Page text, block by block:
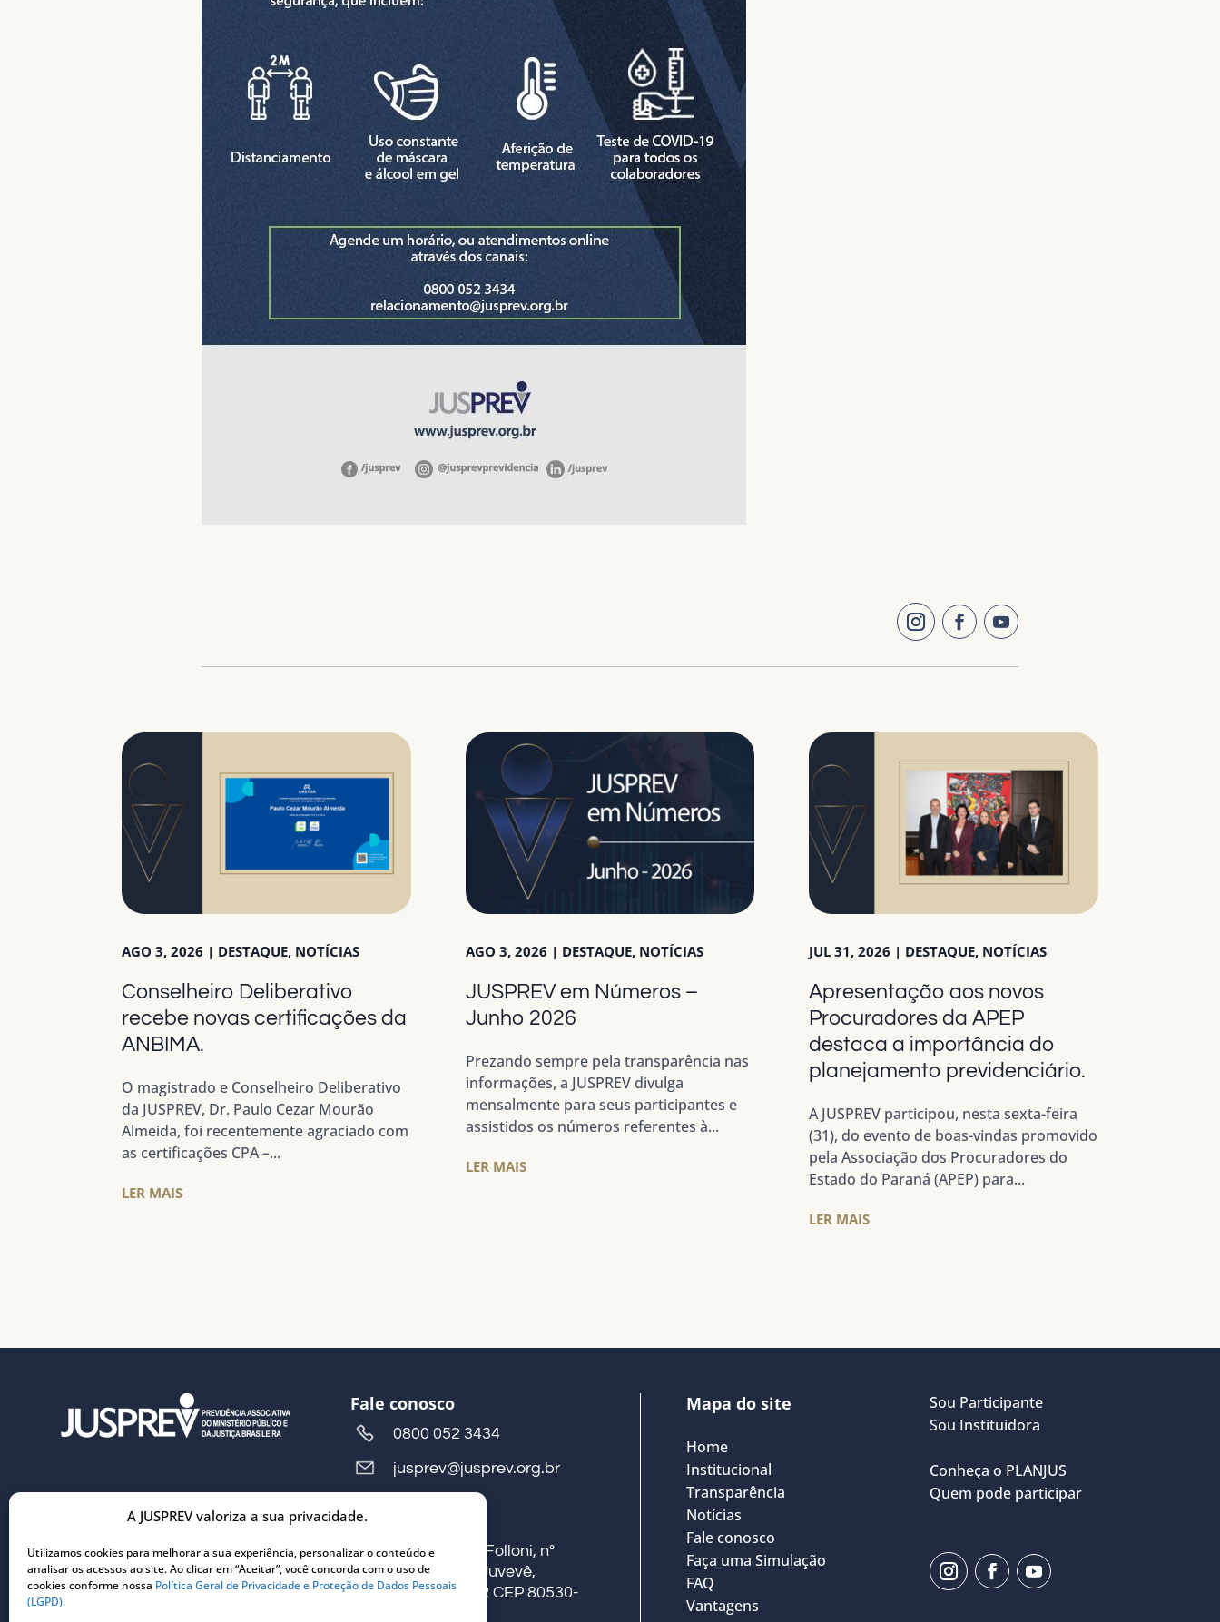
A JUSPREV valoriza a sua privacidade.
Utilizamos cookies para melhorar a sua experiência, personalizar o conteúdo e
analisar os acessos ao site. Ao clicar em “Aceitar”, você concorda com o uso de
cookies conforme nossa Política Geral de Privacidade e Proteção de Dados Pessoais
(LGPD).
Conselheiro Deliberativo
recebe novas certificações da
ANBIMA.
AGO 3, 2026 | DESTAQUE, NOTÍCIAS
O magistrado e Conselheiro Deliberativo
da JUSPREV, Dr. Paulo Cezar Mourão
Almeida, foi recentemente agraciado com
as certificações CPA –...
LER MAIS
JUSPREV em Números –
Junho 2026
AGO 3, 2026 | DESTAQUE, NOTÍCIAS
Prezando sempre pela transparência nas
informações, a JUSPREV divulga
mensalmente para seus participantes e
assistidos os números referentes à...
LER MAIS
Apresentação aos novos
Procuradores da APEP
destaca a importância do
planejamento previdenciário.
JUL 31, 2026 | DESTAQUE, NOTÍCIAS
A JUSPREV participou, nesta sexta-feira
(31), do evento de boas-vindas promovido
pela Associação dos Procuradores do
Estado do Paraná (APEP) para...
LER MAIS
Fale conosco
0800 052 3434
jusprev@jusprev.org.br
Endereço
Rua Alberto Folloni, nº
541, Térreo, Juvevê,
Curitiba – PR CEP 80530-
Mapa do site
Home
Institucional
Transparência
Notícias
Fale conosco
Faça uma Simulação
FAQ
Vantagens
Sou Participante
Sou Instituidora
Conheça o PLANJUS
Quem pode participar